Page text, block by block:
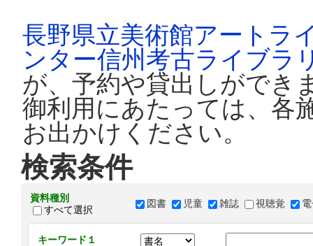
長野県立美術館アートラ
ンター信州考古ライブラ
が、予約や貸出しができ
御利用にあたっては、各
お出かけください。
検索条件
資料種別
すべて選択
図書 児童 雑誌 視聴覚
キーワード１